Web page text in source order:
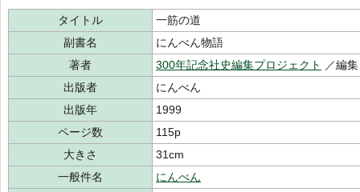
タイトル
一筋の道
副書名
にんべん物語
著者
300年記念社史編集プロジェクト
／編
出版者
にんべん
出版年
1999
ページ数
115p
大きさ
31cm
一般件名
にんべん